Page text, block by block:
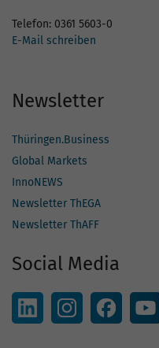
Telefon: 0361 5603-0
E-Mail schreiben
Newsletter
Thüringen.Business
Global Markets
InnoNEWS
Newsletter ThEGA
Newsletter ThAFF
Social Media